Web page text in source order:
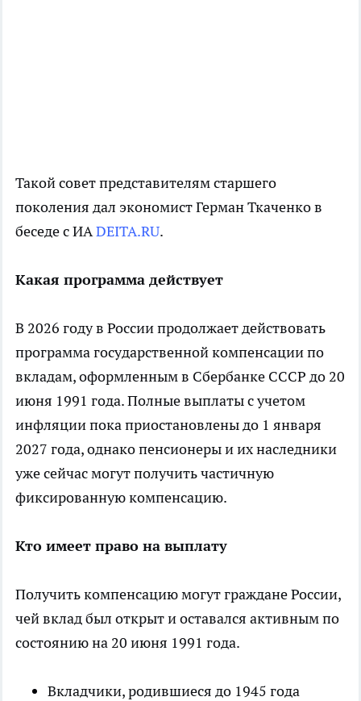
Такой совет представителям старшего
поколения дал экономист Герман Ткаченко в
беседе с ИАDEITA.RU.
Какая программа действует
В 2026 году в России продолжает действовать
программа государственной компенсации по
вкладам, оформленным в Сбербанке СССР до 20
июня 1991 года. Полные выплаты с учетом
инфляции пока приостановлены до 1 января
2027 года, однако пенсионеры и их наследники
уже сейчас могут получить частичную
фиксированную компенсацию.
Кто имеет право на выплату
Получить компенсацию могут граждане России,
чей вклад был открыт и оставался активным по
состоянию на 20 июня 1991 года.
Вкладчики, родившиеся до 1945 года